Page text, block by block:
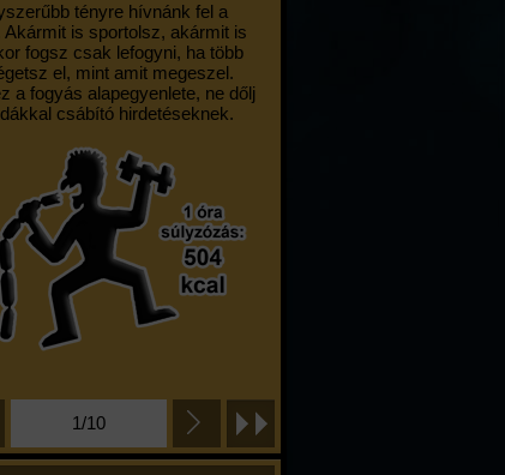
tényre hívnánk fel a
Akármit is sportolsz, akármit is
fogsz csak lefogyni, ha több
el, mint amit megeszel.
a fogyás alapegyenlete, ne dőlj
csábító hirdetéseknek.
1/10